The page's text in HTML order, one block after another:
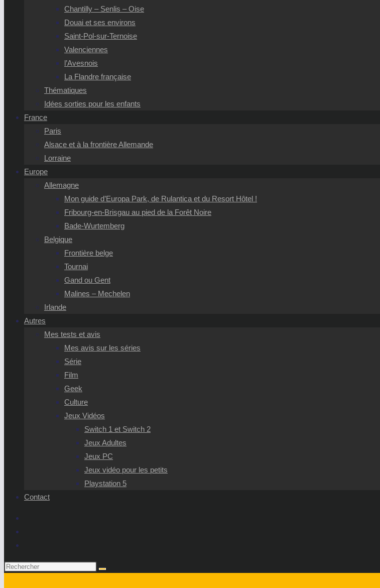
Chantilly – Senlis – Oise
Douai et ses environs
Saint-Pol-sur-Ternoise
Valenciennes
l’Avesnois
La Flandre française
Thématiques
Idées sorties pour les enfants
France
Paris
Alsace et à la frontière Allemande
Lorraine
Europe
Allemagne
Mon guide d’Europa Park, de Rulantica et du Resort Hôtel !
Fribourg-en-Brisgau au pied de la Forêt Noire
Bade-Wurtemberg
Belgique
Frontière belge
Tournai
Gand ou Gent
Malines – Mechelen
Irlande
Autres
Mes tests et avis
Mes avis sur les séries
Série
Film
Geek
Culture
Jeux Vidéos
Switch 1 et Switch 2
Jeux Adultes
Jeux PC
Jeux vidéo pour les petits
Playstation 5
Contact
Rechercher